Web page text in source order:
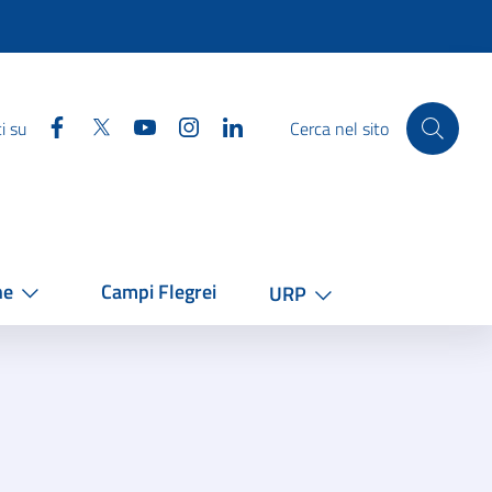
su Facebook
Twitter YouTube InstagramLinkedinCerca nel sito
Campi Flegrei URP